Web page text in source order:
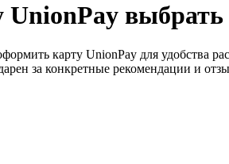
карту UnionPay для удобства
за конкретные рекомендации и